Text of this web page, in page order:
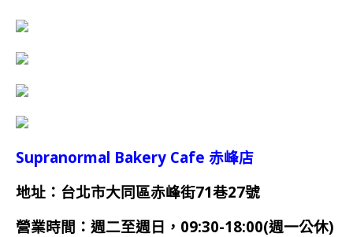
Supranormal Bakery Cafe 赤峰店
地址：台北市大同區赤峰街71巷27號
營業時間：週二至週日， 09:30-18:00(週一公休)